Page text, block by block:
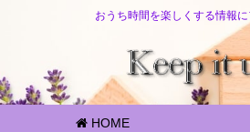
おうち時間を楽しくする情報に
HOME